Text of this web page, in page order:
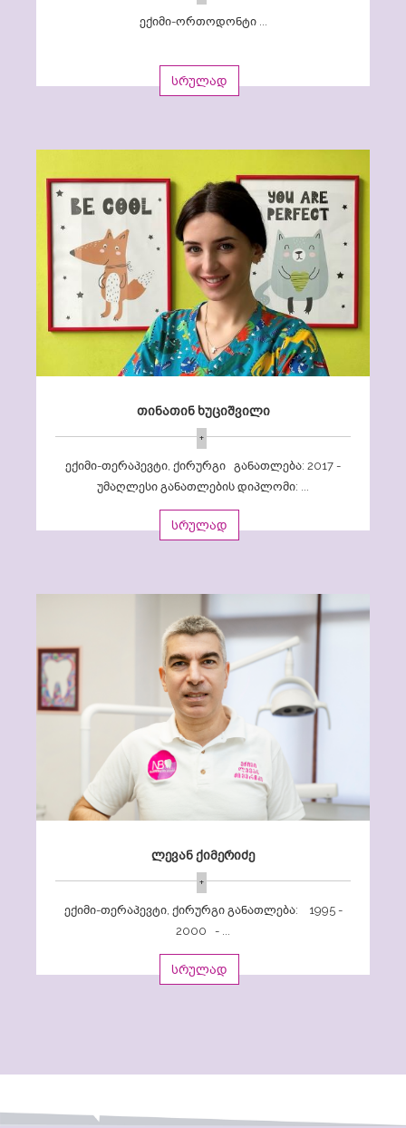
ექიმი-ორთოდონტი ...
სრულად
თინათინ ხუციშვილი
+
ექიმი-თერაპევტი, ქირურგი განათლება: 2017 -
უმაღლესი განათლების დიპლომი: ...
სრულად
ლევან ქიმერიძე
+
ექიმი-თერაპევტი, ქირურგი განათლება: 1995 -
2000 - ...
სრულად